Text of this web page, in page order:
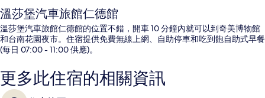
溫莎堡汽車旅館仁德館
溫莎堡汽車旅館仁德館的位置不錯，開車 10 分鐘內就可以到奇美博物館
和台南花園夜市。住宿提供免費無線上網、自助停車和吃到飽自助式早餐
(每日 07:00 - 11:00 供應)。
更多此住宿的相關資訊